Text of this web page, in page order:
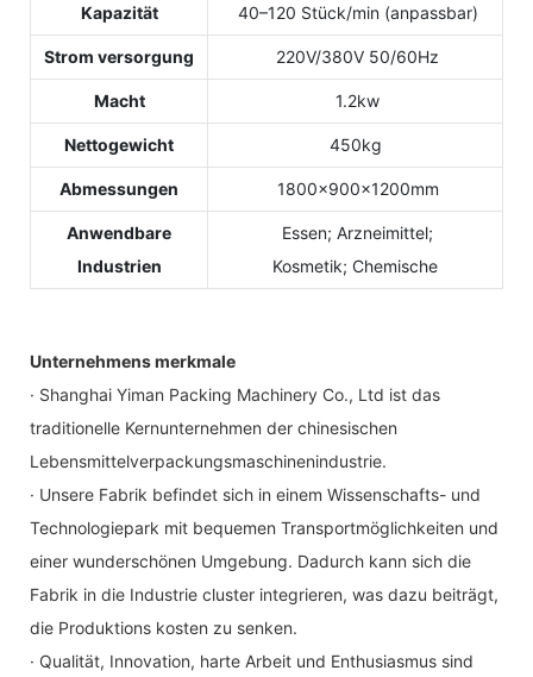
Kapazität 40–120 Stück/min (anpassbar)
Strom versorgung 220V/380V 50/60Hz
Macht 1.2kw
Nettogewicht 450kg
Abmessungen 1800×900×1200mm
Anwendbare
Industrien
Essen; Arzneimittel;
Kosmetik; Chemische
Unternehmens merkmale
· Shanghai Yiman Packing Machinery Co., Ltd ist das
traditionelle Kernunternehmen der chinesischen
Lebensmittelverpackungsmaschinenindustrie.
· Unsere Fabrik befindet sich in einem Wissenschafts- und
Technologiepark mit bequemen Transportmöglichkeiten und
einer wunderschönen Umgebung. Dadurch kann sich die
Fabrik in die Industrie cluster integrieren, was dazu beiträgt,
die Produktions kosten zu senken.
· Qualität, Innovation, harte Arbeit und Enthusiasmus sind